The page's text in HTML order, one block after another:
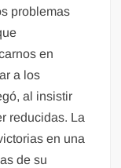
problemas
en
a los
al insistir
reducidas. La
en una
de su